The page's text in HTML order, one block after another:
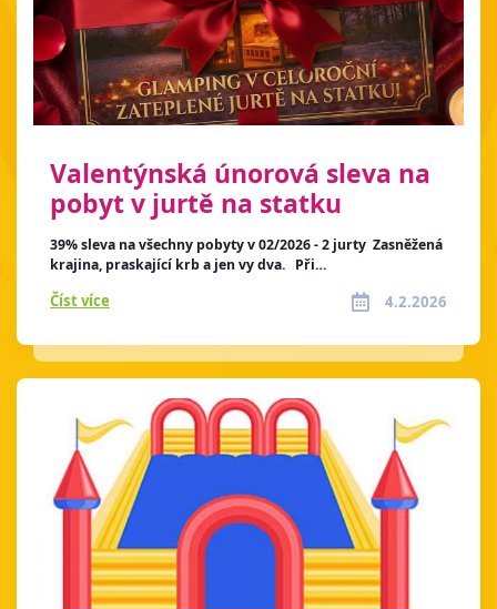
Valentýnská únorová sleva na
pobyt v jurtě na statku
39% sleva na všechny pobyty v 02/2026 - 2 jurty Zasněžená
krajina, praskající krb a jen vy dva. Při…
Číst více 4.2.2026